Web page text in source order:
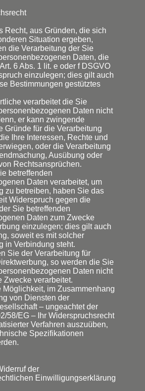
Recht, aus Gründen, die sich
Situation ergeben,
die Verarbeitung der Sie
Daten, die
6 Abs. 1 lit. e oder f DSGVO
einzulegen; dies gilt auch
Bestimmungen gestütztes
verarbeitet die Sie
Daten nicht
er kann zwingende
Gründe für die Verarbeitung
Ihre Interessen, Rechte und
oder die Verarbeitung
Ausübung oder
Rechtsansprüchen.
betreffenden
Daten verarbeitet, um
zu betreiben, haben Sie das
Widerspruch gegen die
Sie betreffenden
Daten zum Zwecke
einzulegen; dies gilt auch
soweit es mit solcher
in Verbindung steht.
Sie der Verarbeitung für
so werden die Sie
Daten nicht
Zwecke verarbeitet.
Möglichkeit, im Zusammenhang
von Diensten der
– ungeachtet der
58/EG – Ihr Widerspruchsrecht
Verfahren auszuüben,
Spezifikationen
der
Einwilligungserklärung